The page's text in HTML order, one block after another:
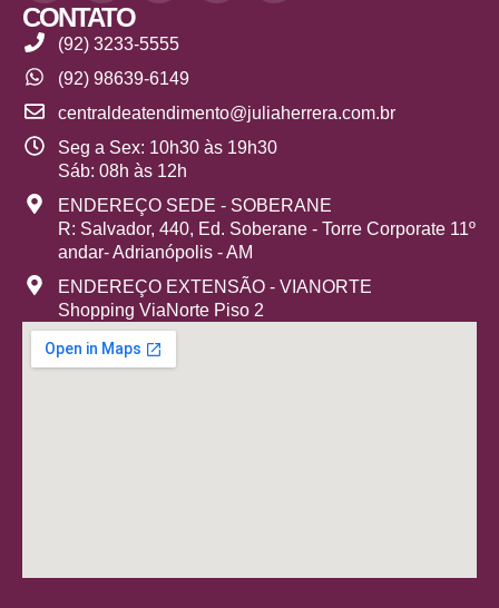
CONTATO
(92) 3233-5555
(92) 98639-6149
centraldeatendimento@juliaherrera.com.br
Seg a Sex: 10h30 às 19h30
Sáb: 08h às 12h
ENDEREÇO SEDE - SOBERANE
R: Salvador, 440, Ed. Soberane - Torre Corporate 11º
andar- Adrianópolis - AM
ENDEREÇO EXTENSÃO - VIANORTE
Shopping ViaNorte Piso 2